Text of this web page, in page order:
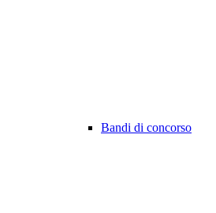
Bandi di concorso